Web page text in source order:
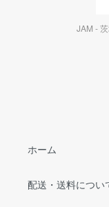
JAM -
ホーム
配送・送料につい